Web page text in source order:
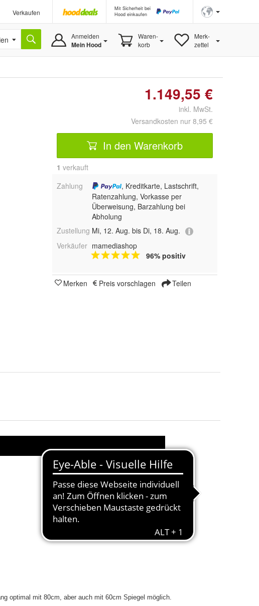
Verkaufen
Mit Sicherheit bei
Hood einkaufen
Anmelden
Mein Hood
Waren-
korb
Merk-
zettel
1.149,55 €
inkl. MwSt.
Versandkosten nur 8,95 €
In den Warenkorb
1 verkauft
Zahlung
, Kreditkarte, Lastschrift,
Ratenzahlung, Vorkasse per
Überweisung, Barzahlung bei
Abholung
Zustellung Mi, 12. Aug. bis Di, 18. Aug.
Verkäufer mamediashop
96% positiv
Merken Preis vorschlagen Teilen